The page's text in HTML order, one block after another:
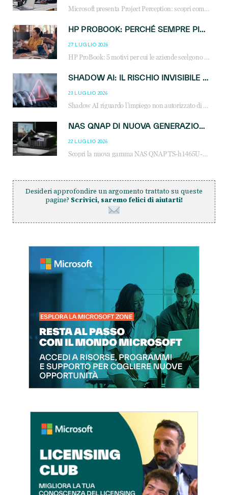
Microsoft presenta Project Perception: scopri come gli agenti AI possono trasformare cybersecurity, SOC e servizi gestiti degli MSP.
HP PROBOOK: PERCHÉ SEMPRE PIÙ AZIENDE SCELGONO NOTEBOOK PROGETTATI PER IL LAVORO MODERNO
27 LUGLIO 2026
HP ProBook: 5 motivi per cui le aziende scelgono i notebook business HP per migliorare produttività, sicurezza e gestione dell’AI.
SHADOW AI: IL RISCHIO INVISIBILE CHE LE AZIENDE POSSONO GOVERNARE
23 LUGLIO 2026
Shadow AI riguardo l’impiego non autorizzato di sistemi AI all’interno dell’azienda. E’ una pratica che si diffonde a partire dai dipendenti fino ai dirigenti e mette a repentaglio la cybersecurity, con costi più elevati per le organizzazioni. Due recenti report illustrano il fenomeno e forniscono dati in merito
NAS QNAP DI NUOVA GENERAZIONE: PIÙ PRESTAZIONI, SCALABILITÀ E PROTEZIONE DEI DATI PER LE INFRASTRUTTURE IT MODERNE
22 LUGLIO 2026
Scopri la nuova gamma NAS QNAP TS-h1465U-RP, TS-h1065eU e TS-h665U: storage aziendale con ZFS, DDR5, E1.S NVMe e connettività 2.5GbE per backup, virtualizzazione e cybersecurity.
Desideri approfondire un argomento trattato su queste
pagine? Scrivici, saremo felici di aiutarti!